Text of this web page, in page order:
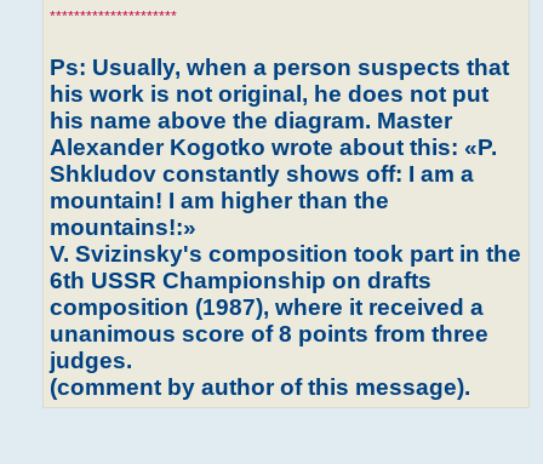
*********************
Ps: Usually, when a person suspects that
his work is not original, he does not put
his name above the diagram. Master
Alexander Kogotko wrote about this: «P.
Shkludov constantly shows off: I am a
mountain! I am higher than the
mountains!:»
V. Svizinsky's composition took part in the
6th USSR Championship on drafts
composition (1987), where it received a
unanimous score of 8 points from three
judges.
(comment by author of this message).